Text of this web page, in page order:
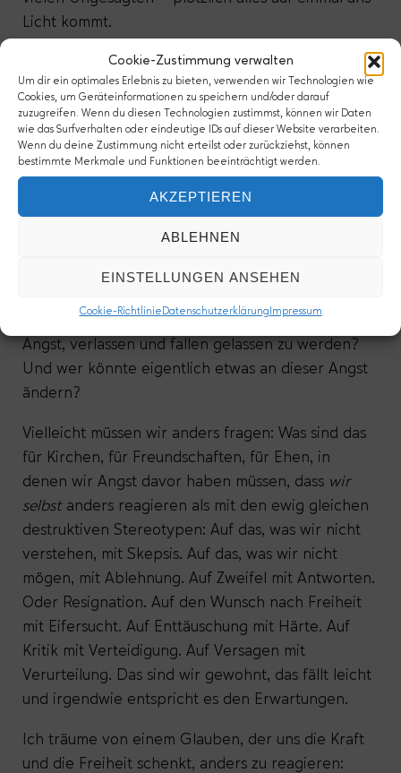
Cookie-Zustimmung verwalten
Um dir ein optimales Erlebnis zu bieten, verwenden wir Technologien wie
Cookies, um Geräteinformationen zu speichern und/oder darauf
zuzugreifen. Wenn du diesen Technologien zustimmst, können wir Daten
wie das Surfverhalten oder eindeutige IDs auf dieser Website verarbeiten.
Wenn du deine Zustimmung nicht erteilst oder zurückziehst, können
bestimmte Merkmale und Funktionen beeinträchtigt werden.
AKZEPTIEREN
ABLEHNEN
EINSTELLUNGEN ANSEHEN
Cookie-Richtlinie Datenschutzerklärung Impressum
Licht kommt.
*
Aber was sind das für Kirchen, für Freundschaften,
für Ehen, in denen wir Angst haben müssen,
miteinander ehrlich zu sein? In denen wir Angst
haben müssen, abgelehnt zu werden, weil wir uns
nicht (mehr) verstellen? Weil wir offen zugeben,
was wir fühlen und wonach wir uns sehnen, woran
wir zweifeln und wen wir wie lieben? Woher
kommt es, dass wir Angst voreinander haben,
theoretisch auch voneinander? Woher kommt die
Angst, verlassen und fallen gelassen zu werden?
Und wer könnte eigentlich etwas an dieser Angst
ändern?
Vielleicht müssen wir anders fragen: Was sind das
für Kirchen, für Freundschaften, für Ehen, in
denen wir Angst davor haben müssen, dass wir
selbstanders reagieren als mit den ewig gleichen
destruktiven Stereotypen: Auf das, was wir nicht
verstehen, mit Skepsis. Auf das, was wir nicht
mögen, mit Ablehnung. Auf Zweifel mit Antworten.
Oder Resignation. Auf den Wunsch nach Freiheit
mit Eifersucht. Auf Enttäuschung mit Härte. Auf
Kritik mit Verteidigung. Auf Versagen mit
Verurteilung. Das sind wir gewohnt, das fällt leicht
und irgendwie entspricht es den Erwartungen.
Ich träume von einem Glauben, der uns die Kraft
und die Freiheit schenkt, anders zu reagieren: